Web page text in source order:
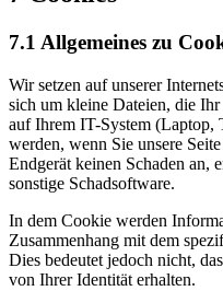
7.1 Allgemeines zu
Wir setzen auf unserer
sich um kleine Dateien, die
auf Ihrem IT-System (Laptop,
werden, wenn Sie unsere
Endgerät keinen Schaden an,
sonstige Schadsoftware.
In dem Cookie werden
Zusammenhang mit dem
Dies bedeutet jedoch nicht,
von Ihrer Identität erhalten.